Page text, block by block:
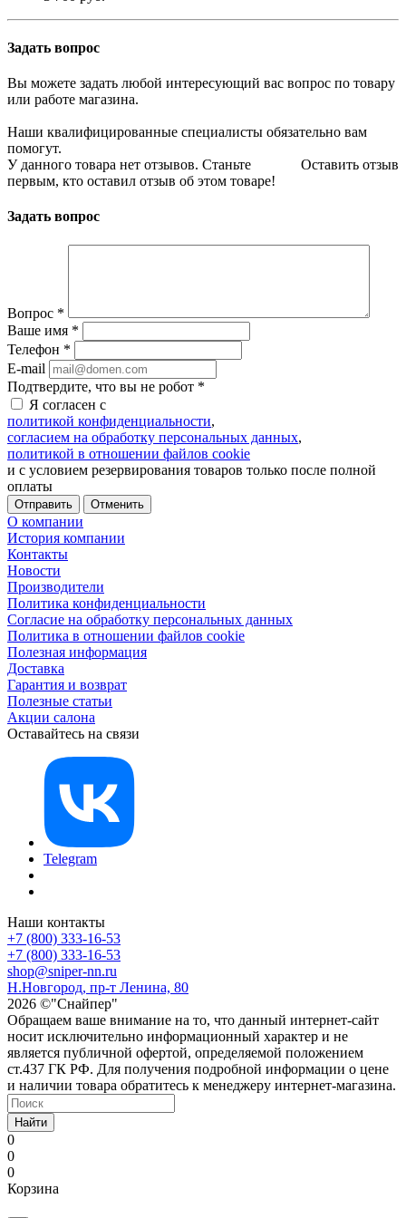
Задать вопрос
Вы можете задать любой интересующий вас вопрос по товару
или работе магазина.
Наши квалифицированные специалисты обязательно вам
помогут.
Оставить отзыв
У данного товара нет отзывов. Станьте
первым, кто оставил отзыв об этом товаре!
Задать вопрос
Вопрос *
Ваше имя *
Телефон *
E-mail
Подтвердите, что вы не робот *
Я согласен с
политикой конфиденциальности,
согласием на обработку персональных данных,
политикой в отношении файлов cookie
и с условием резервирования товаров только после полной
оплаты
Отменить
О компании
История компании
Контакты
Новости
Производители
Политика конфиденциальности
Согласие на обработку персональных данных
Политика в отношении файлов cookie
Полезная информация
Доставка
Гарантия и возврат
Полезные статьи
Акции салона
Оставайтесь на связи
Telegram
Наши контакты
+7 (800) 333-16-53
+7 (800) 333-16-53
shop@sniper-nn.ru
Н.Новгород, пр-т Ленина, 80
2026 ©"Снайпер"
Обращаем ваше внимание на то, что данный интернет-сайт
носит исключительно информационный характер и не
является публичной офертой, определяемой положением
ст.437 ГК РФ. Для получения подробной информации о цене
и наличии товара обратитесь к менеджеру интернет-магазина.
Найти
0
0
0
Корзина